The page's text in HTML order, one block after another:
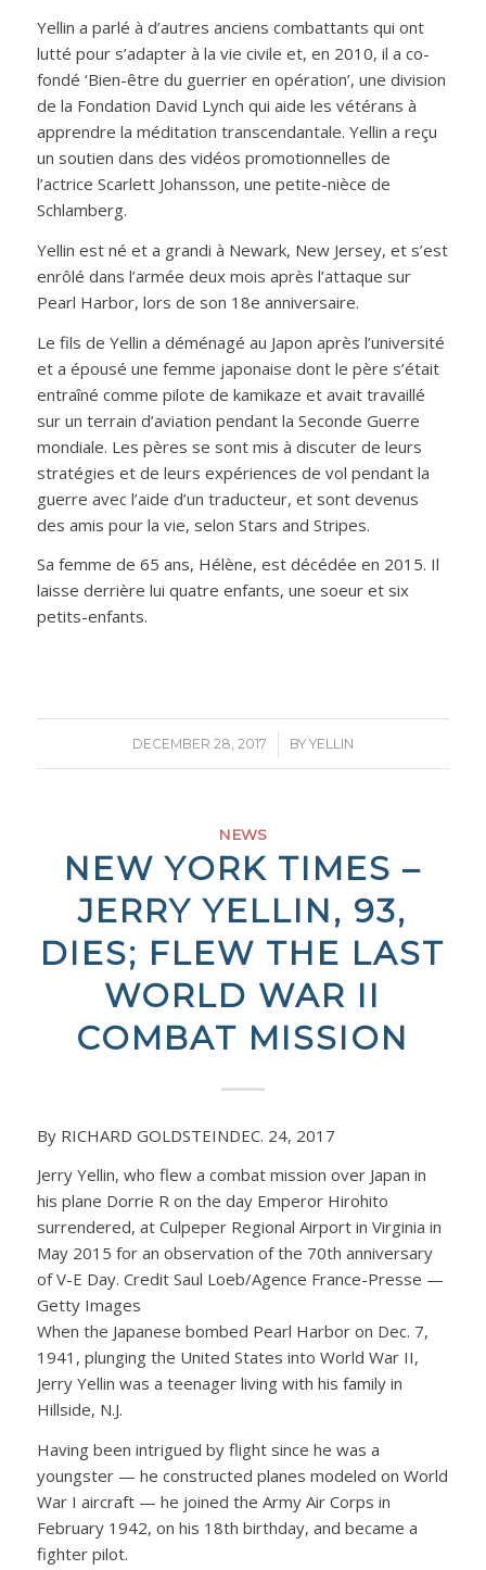
Yellin a parlé à d’autres anciens combattants qui ont
lutté pour s’adapter à la vie civile et, en 2010, il a co-
fondé ‘Bien-être du guerrier en opération’, une division
de la Fondation David Lynch qui aide les vétérans à
apprendre la méditation transcendantale. Yellin a reçu
un soutien dans des vidéos promotionnelles de
l’actrice Scarlett Johansson, une petite-nièce de
Schlamberg.
Yellin est né et a grandi à Newark, New Jersey, et s’est
enrôlé dans l’armée deux mois après l’attaque sur
Pearl Harbor, lors de son 18e anniversaire.
Le fils de Yellin a déménagé au Japon après l’université
et a épousé une femme japonaise dont le père s’était
entraîné comme pilote de kamikaze et avait travaillé
sur un terrain d’aviation pendant la Seconde Guerre
mondiale. Les pères se sont mis à discuter de leurs
stratégies et de leurs expériences de vol pendant la
guerre avec l’aide d’un traducteur, et sont devenus
des amis pour la vie, selon Stars and Stripes.
Sa femme de 65 ans, Hélène, est décédée en 2015. Il
laisse derrière lui quatre enfants, une soeur et six
petits-enfants.
DECEMBER 28, 2017
/ BY YELLIN
NEWS
NEW YORK TIMES –
JERRY YELLIN, 93,
DIES; FLEW THE LAST
WORLD WAR II
COMBAT MISSION
By RICHARD GOLDSTEINDEC. 24, 2017
Jerry Yellin, who flew a combat mission over Japan in
his plane Dorrie R on the day Emperor Hirohito
surrendered, at Culpeper Regional Airport in Virginia in
May 2015 for an observation of the 70th anniversary
of V-E Day. Credit Saul Loeb/Agence France-Presse —
Getty Images
When the Japanese bombed Pearl Harbor on Dec. 7,
1941, plunging the United States into World War II,
Jerry Yellin was a teenager living with his family in
Hillside, N.J.
Having been intrigued by flight since he was a
youngster — he constructed planes modeled on World
War I aircraft — he joined the Army Air Corps in
February 1942, on his 18th birthday, and became a
fighter pilot.